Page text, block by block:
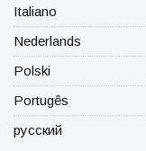
Italiano
Nederlands
Polski
Portugês
русский